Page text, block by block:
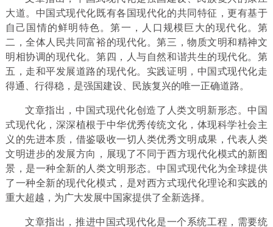
大道。中国式现代化既有各国现代化的共同特征，更有基于
自己国情的鲜明特色。第一，人口规模巨大的现代化。第
二，全体人民共同富裕的现代化。第三，物质文明和精神文
明相协调的现代化。第四，人与自然和谐共生的现代化。第
五，走和平发展道路的现代化。实践证明，中国式现代化走
得通、行得稳，是强国建设、民族复兴的唯一正确道路。
文章指出，中国式现代化创造了人类文明新形态。中国
式现代化，深深植根于中华优秀传统文化，体现科学社会主
义的先进本质，借鉴吸收一切人类优秀文明成果，代表人类
文明进步的发展方向，展现了不同于西方现代化模式的新图
景，是一种全新的人类文明形态。中国式现代化为全球提供
了一种全新的现代化模式，是对西方式现代化理论和实践的
重大超越，为广大发展中国家提供了全新选择。
文章指出，推进中国式现代化是一个系统工程，需要统